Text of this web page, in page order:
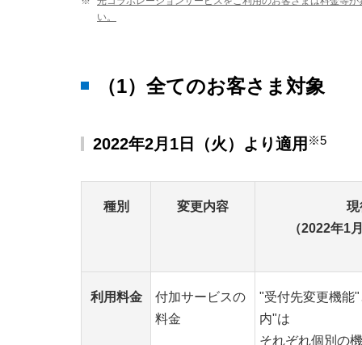
い。
（1）全てのお客さま対象
2022年2月1日（火）より適用 ※5
種別 変更内容
現
（2022年1
利用料金
付加サービスの
料金
"受付先変更機能
内"は
それぞれ個別の